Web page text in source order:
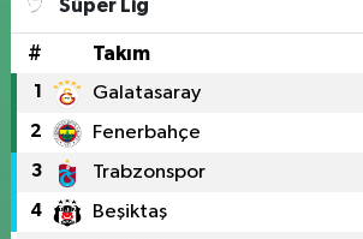
Süper Lig
# Takım
1 Galatasaray
2 Fenerbahçe
3 Trabzonspor
4 Beşiktaş